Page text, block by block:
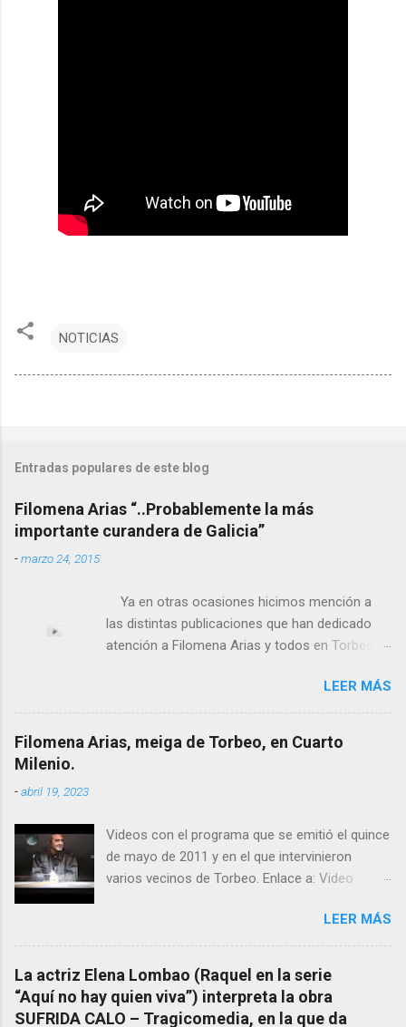
NOTICIAS
Entradas populares de este blog
Filomena Arias “..Probablemente la más
importante curandera de Galicia”
-marzo 24, 2015
Ya en otras ocasiones hicimos mención a
las distintas publicaciones que han dedicado
atención a Filomena Arias y todos en Torbeo
el pasado siglo tuvo esta “curandeira” por sus
“obras y milagros”, pero también como
excelente difusora del nombre de nuestro
pueblo, no en vano es reconocida por muchos
mención a ANTON PATIÑO REGUEIRA (ya
fallecido) cuyo empeño por estudiar y dar a
conocer a esta “sabia” y por ende a Torbeo no
También reproducimos integro el articulo que
en el año 2000 publico Ángel Arnaiz recogiendo
información de primera mano que le
suministraron David (nieto de Filomena) y
algunos vecinos mas del pueblo.
LEER MÁS
Filomena Arias, meiga de Torbeo, en Cuarto
Milenio.
-abril 19, 2023
Videos con el programa que se emitió el quince
de mayo de 2011 y en el que intervinieron
varios vecinos de Torbeo. Enlace a: Video
completo emitido en CUARTO MILENIO En
Facebook otra copia con mejor resolución:
Facebook CUARTO MILENIO - Filomena Arias.
LEER MÁS
La actriz Elena Lombao (Raquel en la serie
“Aquí no hay quien viva”) interpreta la obra
SUFRIDA CALO – Tragicomedia, en la que da